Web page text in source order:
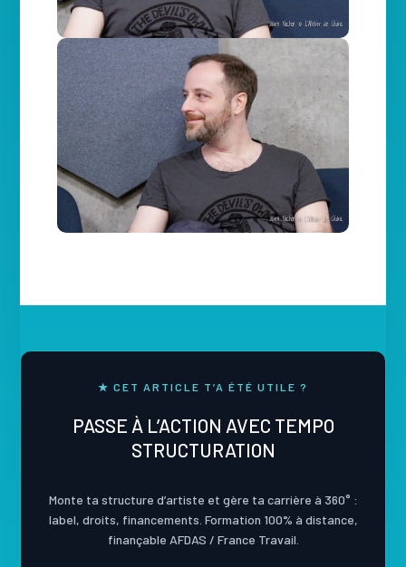
★ CET ARTICLE T’A ÉTÉ UTILE ?
PASSE À L’ACTION AVEC TEMPO
STRUCTURATION
Monte ta structure d’artiste et gère ta carrière à 360° :
label, droits, financements. Formation 100% à distance,
finançable AFDAS / France Travail.